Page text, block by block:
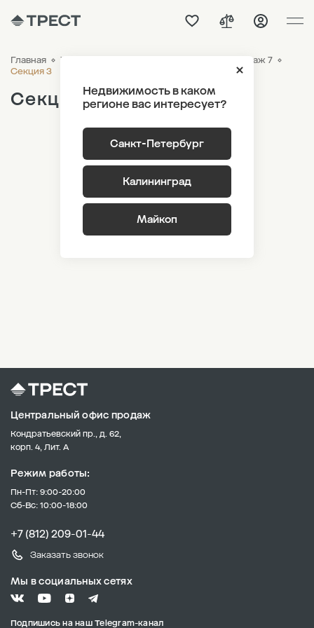
Недвижимость в каком
регионе вас интересует?
Санкт-Петербург
Калининград
Майкоп
Главная ЖК «Новый Питер»
Лот 4 Этаж 7
Секция 3
Секция 3
Центральный офис продаж
Кондратьевский пр., д. 62,
корп. 4, Лит. А
Режим работы:
Пн-Пт: 9:00-20:00
Сб-Вс: 10:00-18:00
+7 (812) 209-01-44
Заказать звонок
Мы в социальных сетях
Подпишись на наш Telegram-канал